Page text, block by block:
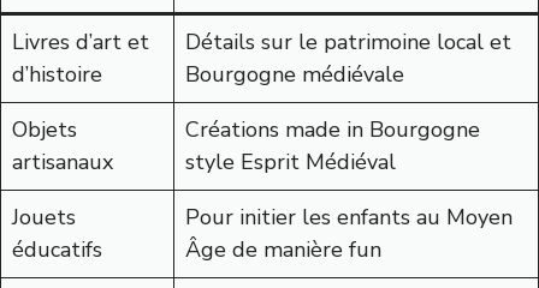
Livres d’art et
d’histoire
Détails sur le patrimoine local et
Bourgogne médiévale
Objets
artisanaux
Créations made in Bourgogne
style Esprit Médiéval
Jouets
éducatifs
Pour initier les enfants au Moyen
Âge de manière fun